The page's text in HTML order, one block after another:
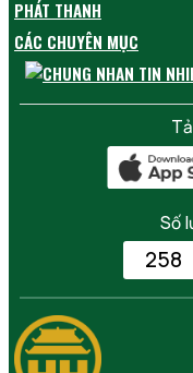
PHÁT THANH
CÁC CHUYÊN MỤC
Số
258